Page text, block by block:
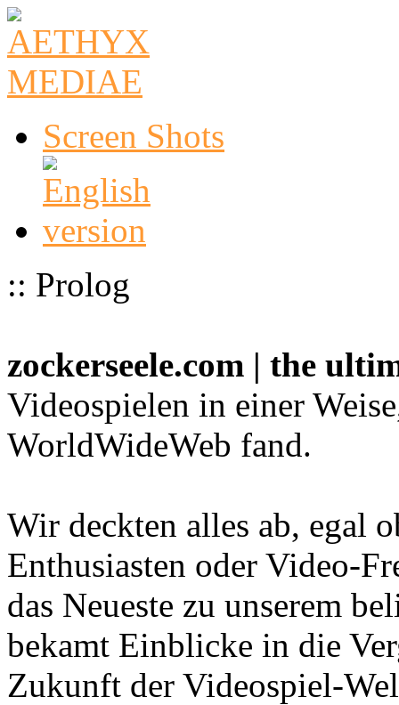
Screen Shots
:: Prolog
zockerseele.com | the
Videospielen in einer
WorldWideWeb fand.
Wir deckten alles ab, egal
Enthusiasten oder Video-
das Neueste zu unserem
bekamt Einblicke in die
Zukunft der Videospiel-